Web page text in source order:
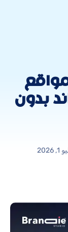
بدون
2026